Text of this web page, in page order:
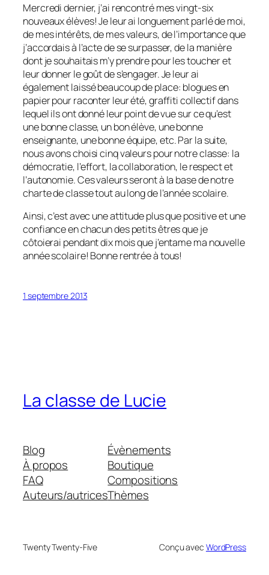
Mercredi dernier, j’ai rencontré mes vingt-six
nouveaux élèves! Je leur ai longuement parlé de moi,
de mes intérêts, de mes valeurs, de l’importance que
j’accordais à l’acte de se surpasser, de la manière
dont je souhaitais m’y prendre pour les toucher et
leur donner le goût de s’engager. Je leur ai
également laissé beaucoup de place: blogues en
papier pour raconter leur été, graffiti collectif dans
lequel ils ont donné leur point de vue sur ce qu’est
une bonne classe, un bon élève, une bonne
enseignante, une bonne équipe, etc. Par la suite,
nous avons choisi cinq valeurs pour notre classe: la
démocratie, l’effort, la collaboration, le respect et
l’autonomie. Ces valeurs seront à la base de notre
charte de classe tout au long de l’année scolaire.
Ainsi, c’est avec une attitude plus que positive et une
confiance en chacun des petits êtres que je
côtoierai pendant dix mois que j’entame ma nouvelle
année scolaire! Bonne rentrée à tous!
1 septembre 2013
La classe de Lucie
Blog
À propos
FAQ
Auteurs/autrices
Évènements
Boutique
Compositions
Thèmes
Twenty Twenty-Five Conçu avec WordPress